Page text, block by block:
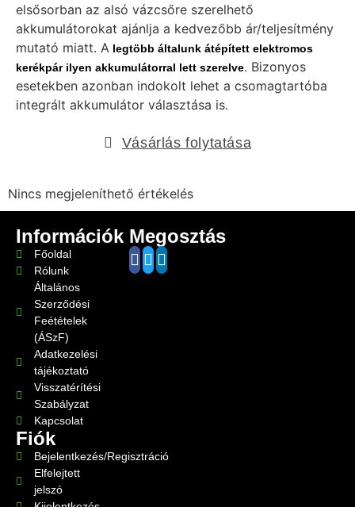
elsősorban az alsó vázcsőre szerelhető
akkumulátorokat ajánlja a kedvezőbb ár/teljesítmény
mutató miatt. A legtöbb általunk átépített elektromos
kerékpár ilyen akkumulátorral lett szerelve. Bizonyos
esetekben azonban indokolt lehet a csomagtartóba
integrált akkumulátor választása is.
Vásárlás folytatása
Nincs megjeleníthető értékelés
Információk
Főoldal
Rólunk
Általános
Szerződési
Feétételek
(ÁSzF)
Adatkezelési
tájékoztató
Visszatérítési
Szabályzat
Kapcsolat
Fiók
Bejelentkezés/Regisztráció
Elfelejtett
jelszó
Megosztás